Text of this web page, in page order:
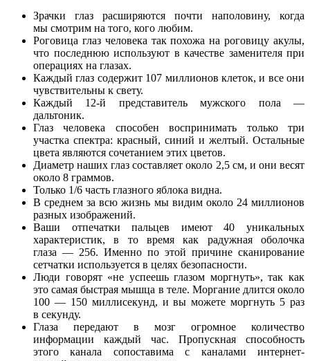
Зрачки глаз расширяются почти наполовину, когда
мы смотрим на того, кого любим.
Роговица глаз человека так похожа на роговицу акулы,
что последнюю используют в качестве заменителя при
операциях на глазах.
Каждый глаз содержит 107 миллионов клеток, и все они
чувствительны к свету.
Каждый 12-й представитель мужского пола —
дальтоник.
Глаз человека способен воспринимать только три
участка спектра: красный, синий и желтый. Остальные
цвета являются сочетанием этих цветов.
Диаметр наших глаз составляет около 2,5 см, и они весят
около 8 граммов.
Только 1/6 часть глазного яблока видна.
В среднем за всю жизнь мы видим около 24 миллионов
разных изображений.
Ваши отпечатки пальцев имеют 40 уникальных
характеристик, в то время как радужная оболочка
глаза — 256. Именно по этой причине сканирование
сетчатки используется в целях безопасности.
Люди говорят «не успеешь глазом моргнуть», так как
это самая быстрая мышца в теле. Моргание длится около
100 — 150 миллисекунд, и вы можете моргнуть 5 раз
в секунду.
Глаза передают в мозг огромное количество
информации каждый час. Пропускная способность
этого канала сопоставима с каналами интернет-